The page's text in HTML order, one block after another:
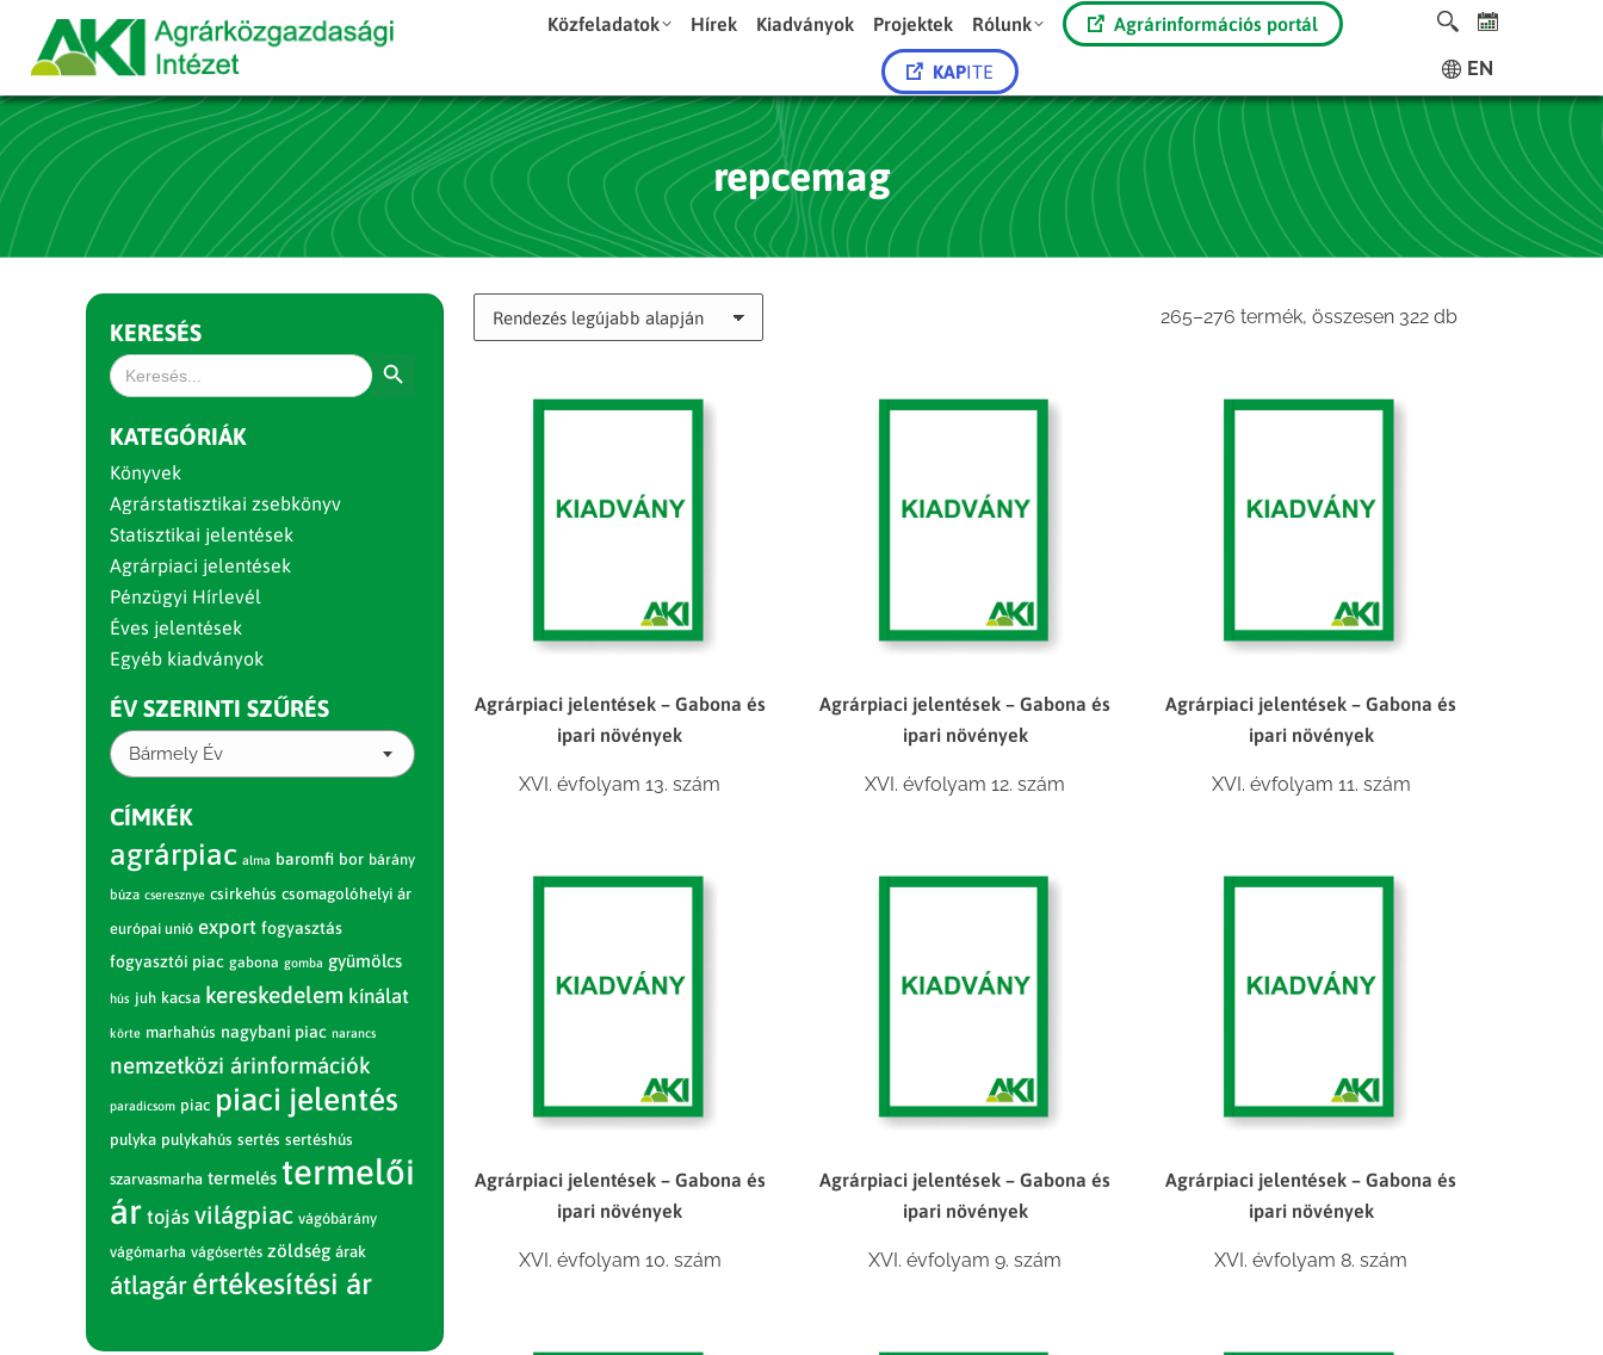
Közfeladatok Hírek Kiadványok Projektek Rólunk Agrárinformációs portál
KAPITE EN
repcemag
265–276 termék, összesen 322 dbSorted
Agrárpiaci jelentések – Gabona és
ipari növények
XVI. évfolyam 13. szám
Agrárpiaci jelentések – Gabona és
ipari növények
XVI. évfolyam 12. szám
Agrárpiaci jelentések – Gabona és
ipari növények
XVI. évfolyam 11. szám
Agrárpiaci jelentések – Gabona és
ipari növények
XVI. évfolyam 10. szám
Agrárpiaci jelentések – Gabona és
ipari növények
XVI. évfolyam 9. szám
Agrárpiaci jelentések – Gabona és
ipari növények
XVI. évfolyam 8. szám
KERESÉS
Search
for:
KATEGÓRIÁK
Könyvek
Agrárstatisztikai zsebkönyv
Statisztikai jelentések
Agrárpiaci jelentések
Pénzügyi Hírlevél
Éves jelentések
Egyéb kiadványok
ÉV SZERINTI SZŰRÉS
Bármely Év
CÍMKÉK
agrárpiac alma baromfi bor bárány
búza cseresznye csirkehús csomagolóhelyi ár
európai unió export fogyasztás
fogyasztói piac gabona gomba gyümölcs
hús juh kacsa kereskedelem kínálat
körte marhahús nagybani piac narancs
nemzetközi árinformációk
paradicsom piac piaci jelentés
pulyka pulykahús sertés sertéshús
szarvasmarha termelés termelői
ár tojás világpiac vágóbárány
vágómarha vágósertés zöldség árak
átlagár értékesítési ár